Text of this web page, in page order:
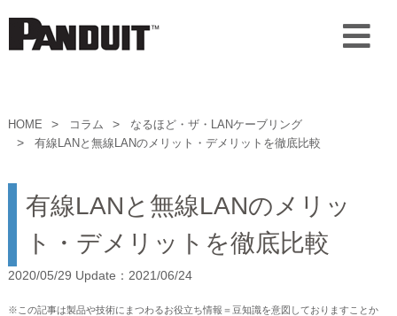
HOME コラム
なるほど・ザ・LANケーブリング
有線LANと無線LANのメリット・デメリットを徹底比較
有線LANと無線LANのメリッ
ト・デメリットを徹底比較
2020/05/29 Update：2021/06/24
※この記事は製品や技術にまつわるお役立ち情報＝豆知識を意図しておりますことか